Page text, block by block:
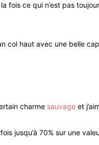
ce qui n’est pas
col haut avec une belle
charme sauvage et
jusqu’à 70% sur une